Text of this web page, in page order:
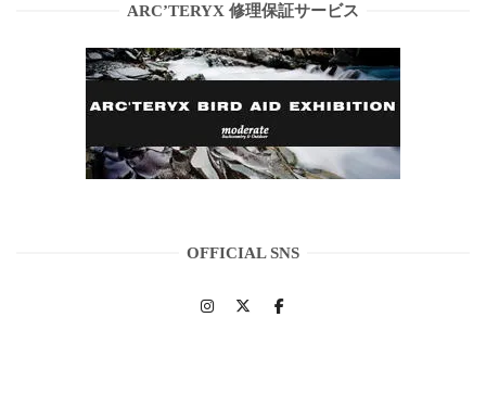
ARC’TERYX 修理保証サービス
OFFICIAL SNS